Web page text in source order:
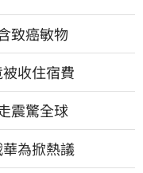
致癌敏物
收住宿費
震驚全球
為掀熱議